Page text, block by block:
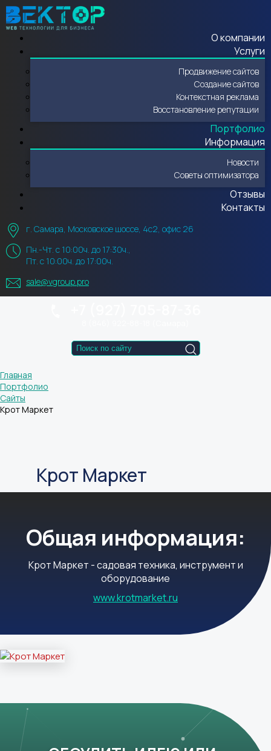
О компании
Услуги
Продвижение сайтов
Создание сайтов
Контекстная реклама
Восстановление репутации
Портфолио
Информация
Новости
Советы оптимизатора
Отзывы
Контакты
г. Самара, Московское шоссе, 4с2, офис 26
Пн.-Чт. с 10:00ч. до 17:30ч.,
Пт. с 10:00ч. до 17:00ч.
sale@vgroup.pro
Главная
Портфолио
Cайты
Крот Маркет
Крот Маркет
Общая информация:
Крот Маркет - садовая техника, инструмент и
оборудование
www.krotmarket.ru